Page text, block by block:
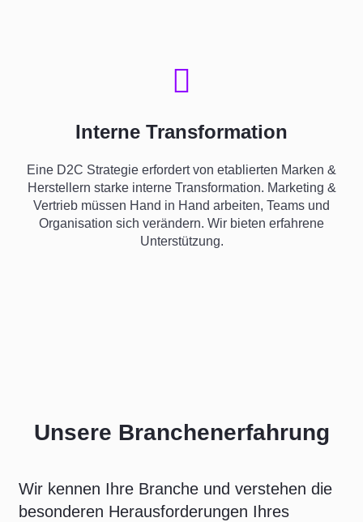
Interne Transformation
Eine D2C Strategie erfordert von etablierten Marken &
Herstellern starke interne Transformation. Marketing &
Vertrieb müssen Hand in Hand arbeiten, Teams und
Organisation sich verändern. Wir bieten erfahrene
Unterstützung.
Unsere Branchenerfahrung
Wir kennen Ihre Branche und verstehen die
besonderen Herausforderungen Ihres